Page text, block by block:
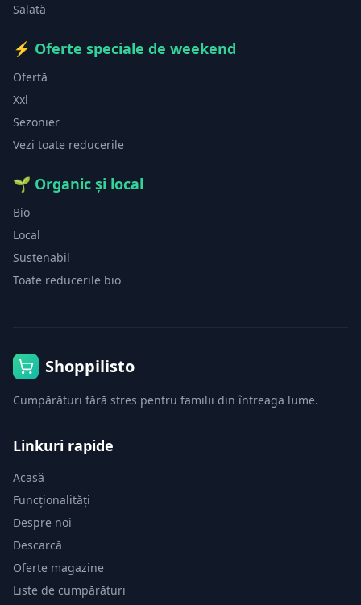
Salată
⚡ Oferte speciale de weekend
Ofertă
Xxl
Sezonier
Vezi toate reducerile
🌱 Organic și local
Bio
Local
Sustenabil
Toate reducerile bio
Shoppilisto
Cumpărături fără stres pentru familii din întreaga lume.
Linkuri rapide
Acasă
Funcționalități
Despre noi
Descarcă
Oferte magazine
Liste de cumpărături